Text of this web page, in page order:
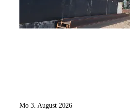
Mo 3. August 2026